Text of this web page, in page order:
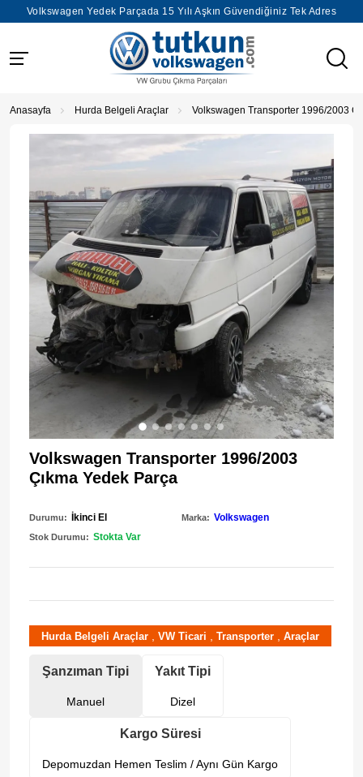
Volkswagen Yedek Parçada 15 Yılı Aşkın Güvendiğiniz Tek Adres
Anasayfa Hurda Belgeli Araçlar Volkswagen Transporter 1996/2003
Volkswagen Transporter 1996/2003
Çıkma Yedek Parça
Durumu: İkinci El Marka: Volkswagen
Stok Durumu: Stokta Var
Hurda Belgeli Araçlar , VW Ticari , Transporter , Araçlar
Şanzıman Tipi
Manuel
Yakıt Tipi
Dizel
Kargo Süresi
Depomuzdan Hemen Teslim / Aynı Gün Kargo